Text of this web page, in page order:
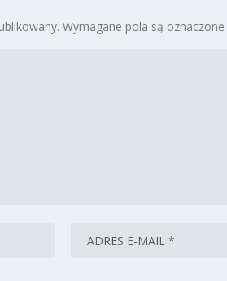
Wymagane pola są